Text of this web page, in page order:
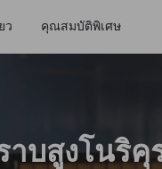
ว คุณสมบัติพิเศษ
บสูงโนริคุ